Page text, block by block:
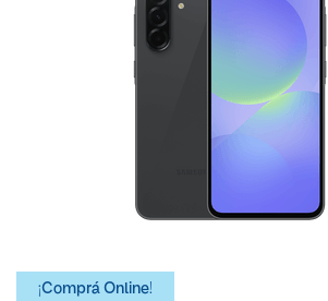
¡Comprá Online!